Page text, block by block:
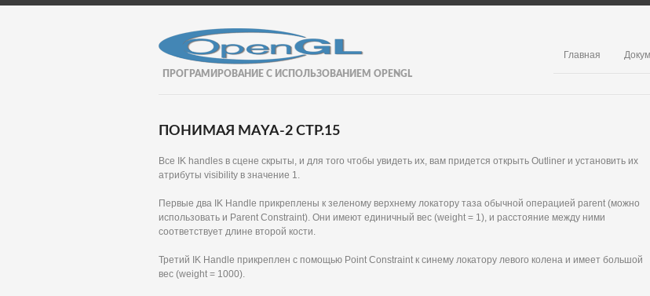
ПРОГРАМИРОВАНИЕ С ИСПОЛЬЗОВАНИЕМ OPENGL
Главная
ПОНИМАЯ MAYA-2 СТР.15
Все IK handles в сцене скрыты, и для того чтобы увидеть их, вам придется открыть Outliner и установить их
атрибуты visibility в значение 1.
Первые два IK Handle прикреплены к зеленому верхнему локатору таза обычной операцией parent (можно
использовать и Parent Constraint). Они имеют единичный вес (weight = 1), и расстояние между ними
соответствует длине второй кости.
Третий IK Handle прикреплен с помощью Point Constraint к синему локатору левого колена и имеет большой
вес (weight = 1000).